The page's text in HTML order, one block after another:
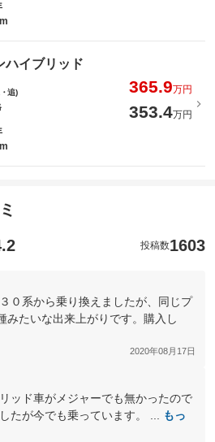
ハイブリッド
追)
365.9万円
353.4万円
投稿数1603
０系から乗り換えましたが、同じプ
みたいな出来上がりです。購入し
2020年08月17日
ッド車がメジャーでも無かったので
たが今でも乗っています。 ...
もっ